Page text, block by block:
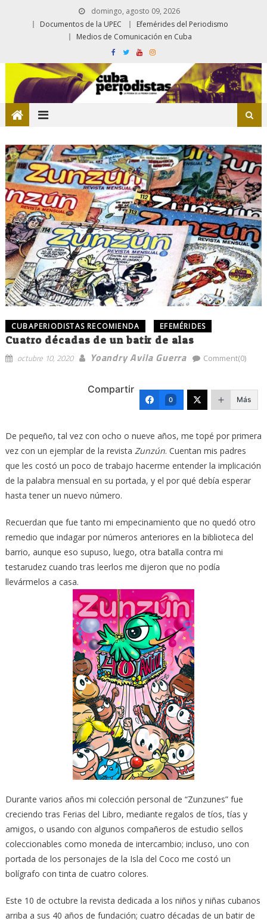
domingo, agosto 09, 2026
Documentos de la UPEC
Efemérides del Periodismo
Medios de Comunicación en Cuba
CUBAPERIODISTAS RECOMIENDA EFEMÉRIDES
Cuatro décadas de un batir de alas
octubre 10, 2020 Yoandry Avila Guerra Comment(0)
Compartir
0 Más
De pequeño, tal vez con ocho o nueve años, me topé por primera
vez con un ejemplar de la revista Zunzún. Cuentan mis padres
que les costó un poco de trabajo hacerme entender la implicación
de la palabra mensual en su portada, y el por qué debía esperar
hasta tener un nuevo número.
Recuerdan que fue tanto mi empecinamiento que no quedó otro
remedio que indagar por números anteriores en la biblioteca del
barrio, aunque eso supuso, luego, otra batalla contra mi
testarudez cuando tras leerlos me dijeron que no podía
llevármelos a casa.
Durante varios años mi colección personal de “Zunzunes” fue
creciendo tras Ferias del Libro, mediante regalos de tíos, tías y
amigos, o usando con algunos compañeros de estudio sellos
coleccionables como moneda de intercambio; incluso, uno con
portada de los personajes de la Isla del Coco me costó un
bolígrafo con tinta de cuatro colores.
Este 10 de octubre la revista dedicada a los niños y niñas cubanos
arriba a sus 40 años de fundación; cuatro décadas de un batir de